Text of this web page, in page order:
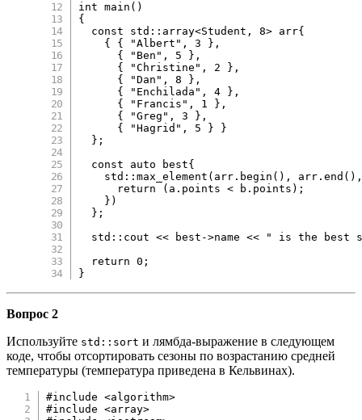
int
main ( )
{
const std :: array<Student , 8> arr{
{
{ "Albert" , 3 } ,
{
"Ben" , 5 } ,
{
"Christine" , 2 } ,
{
"Dan" , 8 } ,
{
"Enchilada" , 4 } ,
{
"Francis" , 1 } ,
{
"Greg" , 3 } ,
{
"Hagrid" , 5 }
}
} ;
const
auto best{
    std
::max_element ( arr . begin ( ) , arr .end ( )
return
( a . points < b . points ) ;
} )
} ;
  std
:: cout << best ->name <<
" is the best
return
0 ;
}
Вопрос 2
Используйте std::sort и лямбда-выражение в следующем
коде, чтобы отсортировать сезоны по возрастанию средней
температуры (температура приведена в Кельвинах).
#include
<algorithm>
#include
<array>